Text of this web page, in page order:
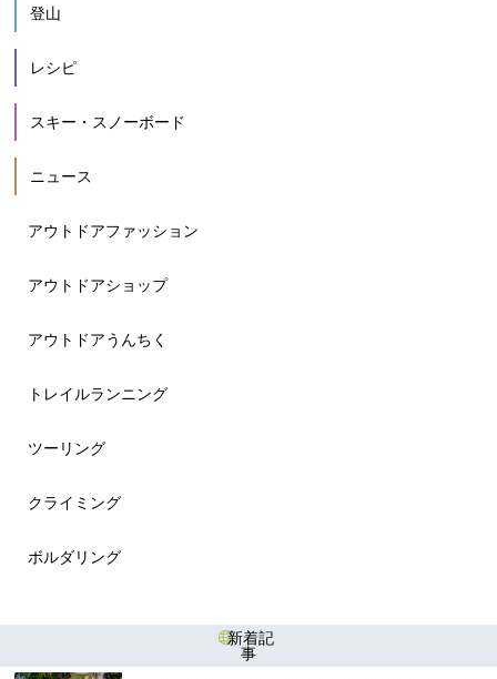
登山
レシピ
スキー・スノーボード
ニュース
アウトドアファッション
アウトドアショップ
アウトドアうんちく
トレイルランニング
ツーリング
クライミング
ボルダリング
新着記
事